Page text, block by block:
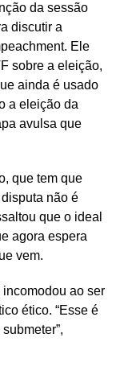
da sessão
discutir a
Ele
sobre a eleição,
ainda é usado
a eleição da
avulsa que
que tem que
não é
que o ideal
agora espera
vem.
ao ser
ético. “Esse é